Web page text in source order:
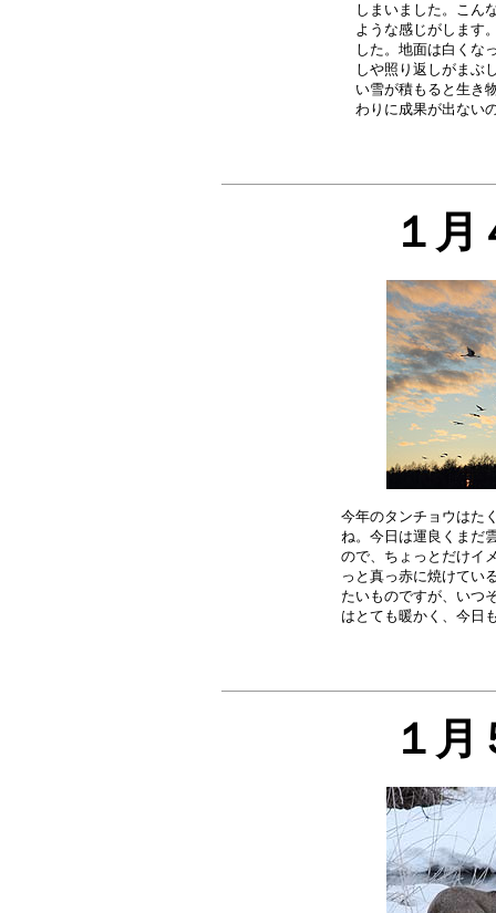
しまいました。こん
ような感じがします
した。地面は白くな
しや照り返しがまぶ
い雪が積もると生き
１
今年のタンチョウはた
ね。今日は運良くまだ
ので、ちょっとだけイ
っと真っ赤に焼けてい
たいものですが、いつ
１